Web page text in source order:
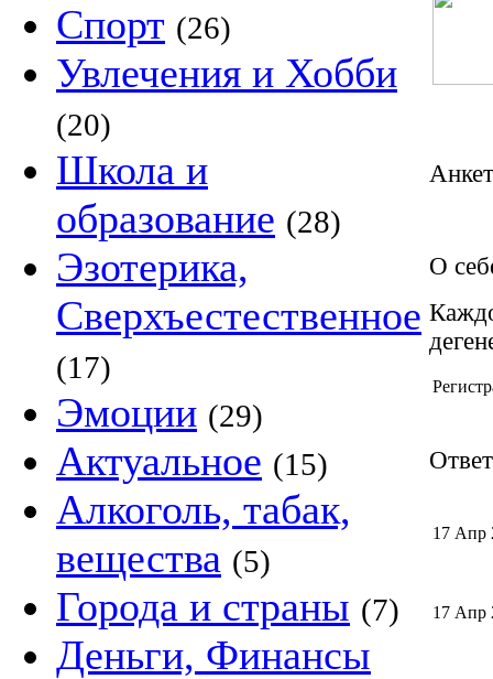
Спорт (26)
Увлечения и Хобби
(20)
Школа и
образование (28)
Эзотерика,
Сверхъестественное
(17)
Эмоции (29)
Актуальное (15)
Алкоголь, табак,
вещества (5)
Города и страны (7)
Деньги, Финансы
О
17 Апр
17 Апр